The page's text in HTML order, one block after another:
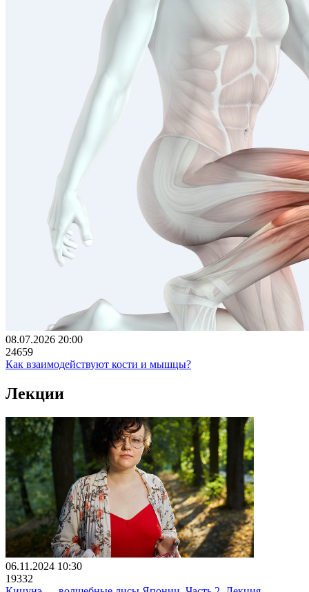
08.07.2026 20:00
24659
Как взаимодействуют кости и мышцы?
Лекции
06.11.2024 10:30
19332